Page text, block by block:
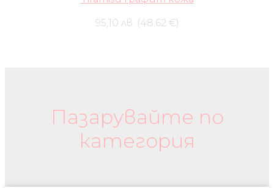
95,10 лв. (48.62 €)
Пазарувайте по
категория